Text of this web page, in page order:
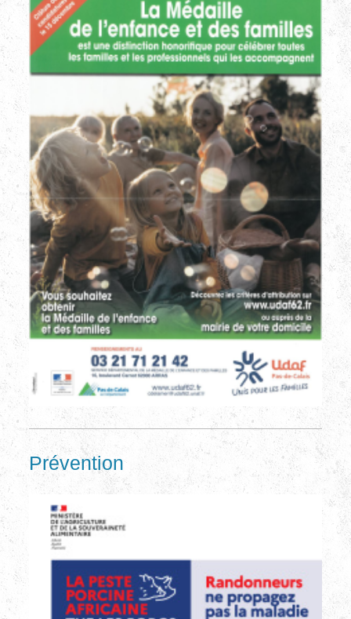
Prévention